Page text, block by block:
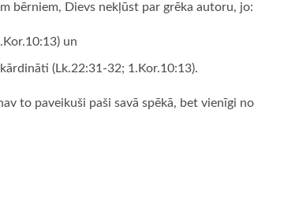
bērniem, Dievs nekļūst par grēka autoru, jo:
un
(Lk.22:31-32; 1.Kor.10:13).
to paveikuši paši savā spēkā, bet vienīgi no